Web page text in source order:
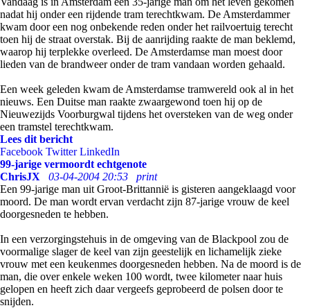
nadat hij onder een rijdende tram terechtkwam. De Amsterdammer
kwam door een nog onbekende reden onder het railvoertuig terecht
toen hij de straat overstak. Bij de aanrijding raakte de man beklemd,
waarop hij terplekke overleed. De Amsterdamse man moest door
lieden van de brandweer onder de tram vandaan worden gehaald.
Een week geleden kwam de Amsterdamse tramwereld ook al in het
nieuws. Een Duitse man raakte zwaargewond toen hij op de
Nieuwezijds Voorburgwal tijdens het oversteken van de weg onder
een tramstel terechtkwam.
Lees dit bericht
Facebook Twitter LinkedIn
99-jarige vermoordt echtgenote
ChrisJX
03-04-2004 20:53
print
Een 99-jarige man uit Groot-Brittannië is gisteren aangeklaagd voor
moord. De man wordt ervan verdacht zijn 87-jarige vrouw de keel
doorgesneden te hebben.
In een verzorgingstehuis in de omgeving van de Blackpool zou de
voormalige slager de keel van zijn geestelijk en lichamelijk zieke
vrouw met een keukenmes doorgesneden hebben. Na de moord is de
man, die over enkele weken 100 wordt, twee kilometer naar huis
gelopen en heeft zich daar vergeefs geprobeerd de polsen door te
snijden.